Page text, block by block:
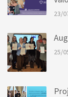
23/
25/